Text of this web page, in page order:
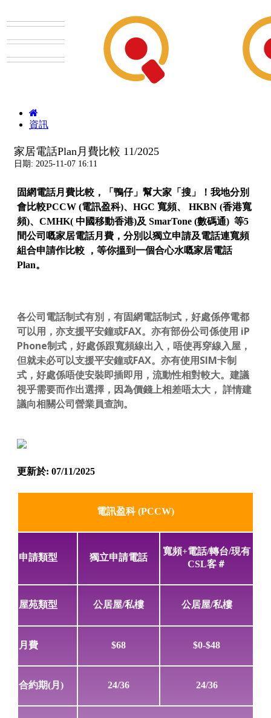
資訊
家居電話Plan月費比較 11/2025
日期: 2025-11-07 16:11
固網電話月費比較，「鴨仔」幫大家「搜」！我地分別
會比較PCCW (電訊盈科)、 HGC 寬頻、
HKBN (香港寬
頻)、CMHK( 中國移動香港)及 SmarTone (數碼通) 等5
間公司嘅家居電話月費，分別以獨立申請及電話連寬頻
組合申請作比較 ， 等你搵到一個合心水嘅家居電話
Plan。
各公司電話制式有別，有固網電話制式，好處係停電都
可以用，亦支援平安鐘或FAX。亦有部份公司係使用 iP
Phone制式，好處係跟寬頻線出入，唔使再穿線入屋，
但就未必可以支援平安鐘或FAX。亦有使用SIM卡制
式，好處係唔使安裝即插即用，流動性相對較大。建議
視乎需要而作出選擇，因為價錢上相差唔太大， 詳情建
議向相關公司營業員查詢。
更新於: 07/11/2025
電訊盈科 (PCCW)
申請類型 獨立申請電話
寬頻+電話/轉台/現有
CSL客＃
屋苑類型 公居屋/私樓 公居屋/私樓
月費 $68 $0-$48
合約期(月) 24/36 24/36